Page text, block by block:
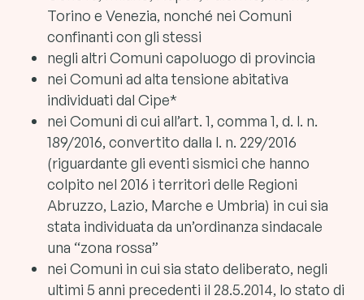
Torino e Venezia, nonché nei Comuni
confinanti con gli stessi
negli altri Comuni capoluogo di provincia
nei Comuni ad alta tensione abitativa
individuati dal Cipe*
nei Comuni di cui all’art. 1, comma 1, d. l. n.
189/2016, convertito dalla l. n. 229/2016
(riguardante gli eventi sismici che hanno
colpito nel 2016 i territori delle Regioni
Abruzzo, Lazio, Marche e Umbria) in cui sia
stata individuata da un’ordinanza sindacale
una “zona rossa”
nei Comuni in cui sia stato deliberato, negli
ultimi 5 anni precedenti il 28.5.2014, lo stato di